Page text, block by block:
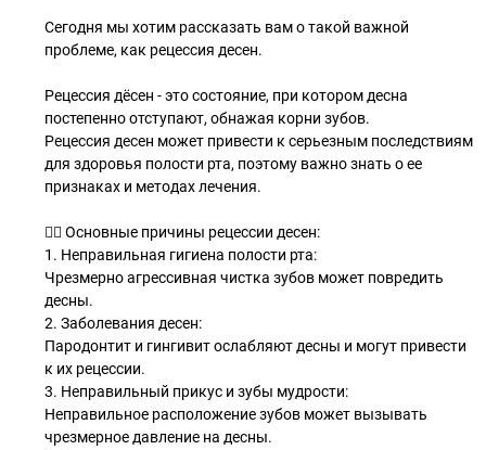
Сегодня мы хотим рассказать вам о такой важной
проблеме, как рецессия десен.
Рецессия дёсен - это состояние, при котором десна
постепенно отступают, обнажая корни зубов.
Рецессия десен может привести к серьезным последствиям
для здоровья полости рта, поэтому важно знать о ее
признаках и методах лечения.
👉🏻 Основные причины рецессии десен:
1. Неправильная гигиена полости рта:
Чрезмерно агрессивная чистка зубов может повредить
десны.
2. Заболевания десен:
Пародонтит и гингивит ослабляют десны и могут привести
к их рецессии.
3. Неправильный прикус и зубы мудрости:
Неправильное расположение зубов может вызывать
чрезмерное давление на десны.